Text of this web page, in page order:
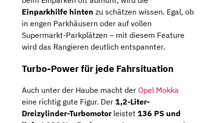
Einparkhilfe hinten zu schätzen wissen. Egal, ob
in engen Parkhäusern oder auf vollen
Supermarkt-Parkplätzen – mit diesem Feature
wird das Rangieren deutlich entspannter.
Turbo-Power für jede Fahrsituation
Auch unter der Haube macht der Opel Mokka
eine richtig gute Figur. Der 1,2-Liter-
Dreizylinder-Turbomotorleistet 136 PS und